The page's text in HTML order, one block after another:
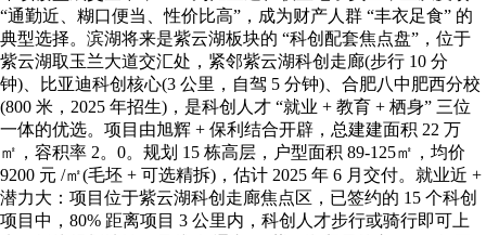
“通勤近、糊口便当、性价比高”，成为财产人群 “丰衣足食” 的
典型选择。滨湖将来是紫云湖板块的 “科创配套焦点盘”，位于
紫云湖取玉兰大道交汇处，紧邻紫云湖科创走廊(步行 10 分
钟)、比亚迪科创核心(3 公里，自驾 5 分钟)、合肥八中肥西分校
(800 米，2025 年招生)，是科创人才 “就业 + 教育 + 栖身” 三位
一体的优选。项目由旭辉 + 保利结合开辟，总建建面积 22 万
㎡，容积率 2。0。规划 15 栋高层，户型面积 89-125㎡，均价
9200 元 /㎡(毛坯 + 可选精拆)，估计 2025 年 6 月交付。就业近 +
潜力大：项目位于紫云湖科创走廊焦点区，已签约的 15 个科创
项目中，80% 距离项目 3 公里内，科创人才步行或骑行即可上